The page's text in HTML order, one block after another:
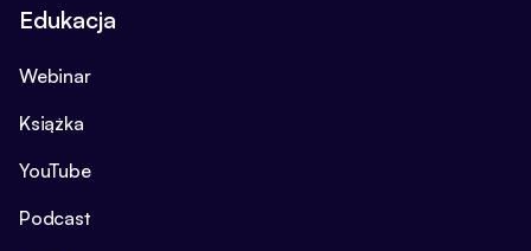
Edukacja
Webinar
Książka
YouTube
Podcast